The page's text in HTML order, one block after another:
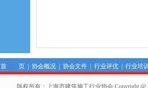
首 页| 协会概况| 协会文件| 行业评优| 行业培
版权所有：上海市建筑施工行业协会 Copyright @